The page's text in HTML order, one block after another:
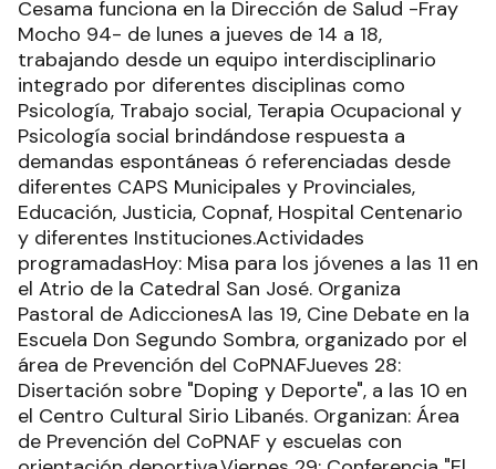
Cesama funciona en la Dirección de Salud -Fray
Mocho 94- de lunes a jueves de 14 a 18,
trabajando desde un equipo interdisciplinario
integrado por diferentes disciplinas como
Psicología, Trabajo social, Terapia Ocupacional y
Psicología social brindándose respuesta a
demandas espontáneas ó referenciadas desde
diferentes CAPS Municipales y Provinciales,
Educación, Justicia, Copnaf, Hospital Centenario
y diferentes Instituciones.Actividades
programadasHoy: Misa para los jóvenes a las 11 en
el Atrio de la Catedral San José. Organiza
Pastoral de AdiccionesA las 19, Cine Debate en la
Escuela Don Segundo Sombra, organizado por el
área de Prevención del CoPNAFJueves 28:
Disertación sobre "Doping y Deporte", a las 10 en
el Centro Cultural Sirio Libanés. Organizan: Área
de Prevención del CoPNAF y escuelas con